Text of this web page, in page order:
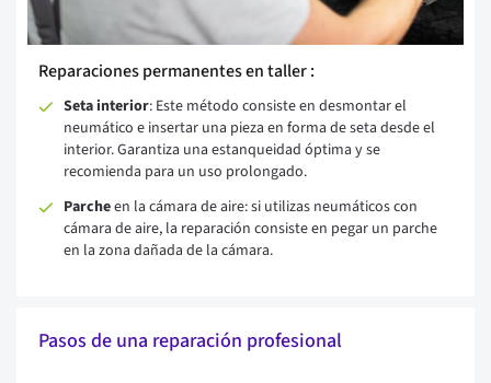
Reparaciones permanentes en taller :
Seta interior: Este método consiste en desmontar el
neumático e insertar una pieza en forma de seta desde el
interior. Garantiza una estanqueidad óptima y se
recomienda para un uso prolongado.
Parcheen la cámara de aire: si utilizas neumáticos con
cámara de aire, la reparación consiste en pegar un parche
en la zona dañada de la cámara.
Pasos de una reparación profesional